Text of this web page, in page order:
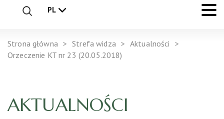
PL
Strona główna Strefa widza
Aktualności
Orzeczenie KT nr 23 (20.05.2018)
AKTUALNOŚCI